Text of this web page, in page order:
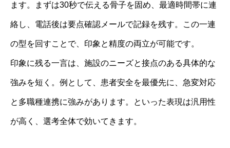
ます。まずは30秒で伝える骨子を固め、最適時間帯に連
絡し、電話後は要点確認メールで記録を残す。この一連
の型を回すことで、印象と精度の両立が可能です。
印象に残る一言は、施設のニーズと接点のある具体的な
強みを短く。例として、患者安全を最優先に、急変対応
と多職種連携に強みがあります。といった表現は汎用性
が高く、選考全体で効いてきます。